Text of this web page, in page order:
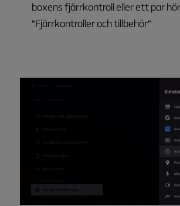
boxens fjärrkontroll eller ett par
”Fjärrkontroller och tillbehör”